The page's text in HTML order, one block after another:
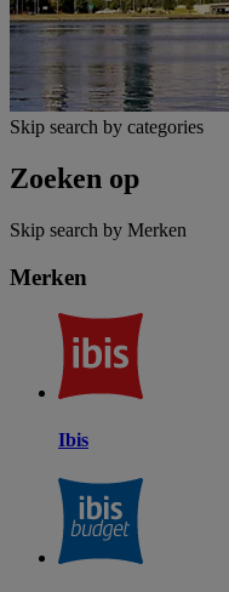
Skip search by categories
Zoeken op
Skip search by Merken
Merken
Ibis